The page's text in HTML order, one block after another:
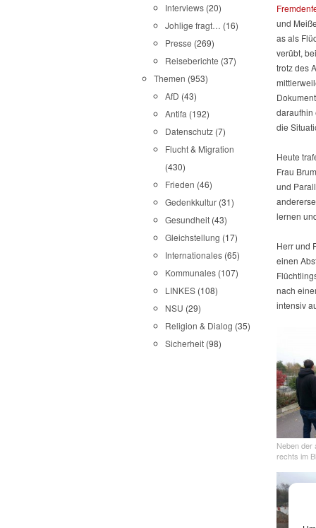
Interviews (20)
Johlige fragt… (16)
Presse (269)
Reiseberichte (37)
Themen (953)
AfD (43)
Antifa (192)
Datenschutz (7)
Flucht & Migration
(430)
Frieden (46)
Gedenkkultur (31)
Gesundheit (43)
Gleichstellung (17)
Internationales (65)
Kommunales (107)
LINKES (108)
NSU (29)
Religion & Dialog (35)
Sicherheit (98)
und
as als
verübt,
trotz des
daraufhin
die
Heute
Frau
und
lernen
Herr und
einen
nach
intensiv
Neben der
rechts im